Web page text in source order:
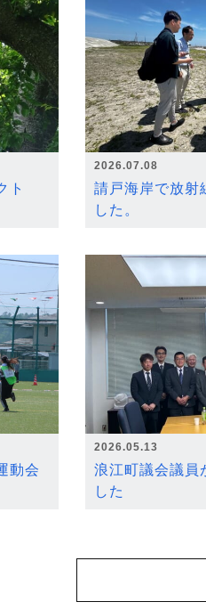
ト
2026.07.08
請戸海岸で放射
した。
動会
2026.05.13
浪江町議会議員
した